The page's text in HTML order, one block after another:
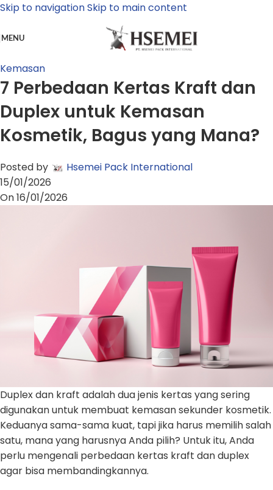
Skip to navigationSkip to main content
MENU
Kemasan
7 Perbedaan Kertas Kraft dan
Duplex untuk Kemasan
Kosmetik, Bagus yang Mana?
Posted by
Hsemei Pack International
15/01/2026
On 16/01/2026
Duplex dan kraft adalah dua jenis kertas yang sering
digunakan untuk membuat kemasan sekunder kosmetik.
Keduanya sama-sama kuat, tapi jika harus memilih salah
satu, mana yang harusnya Anda pilih? Untuk itu, Anda
perlu mengenali perbedaan kertas kraft dan duplex
agar bisa membandingkannya.